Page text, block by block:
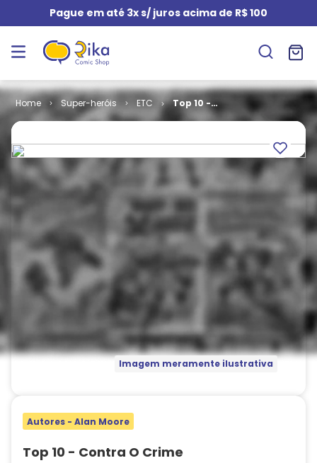
Pague em até 3x s/ juros acima de R$ 100
Super-heróis ETC
Top 10 -
Contra o
Imagem meramente ilustrativa
Autores - Alan Moore
Top 10 - Contra O Crime